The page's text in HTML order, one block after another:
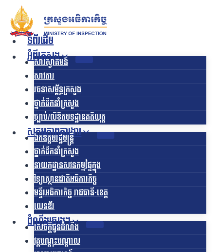
contentទំព័រដើម
អំពីក្រសួង
សារស្វាគមន៍
សាវតារ
រចនាសម្ព័ន្ធក្រសួង​
ថ្នាក់ដឹកនាំក្រសួង
ច្បាប់/លិខិតបទដ្ឋានគតិយុត្ត
សកម្មភាពការងារ
ឯកឧត្ដមរដ្ឋមន្ត្រី
ថ្នាក់ដឹកនាំក្រសួង
នាយកដ្ឋានសវនកម្មផ្ទៃក្នុង
វិទ្យាស្ថានជាតិអធិការកិច្ច
មន្ទីរអធិការកិច្ច រាជធានី-ខេត្ត
យេនឌ័រ
ដំណឹងផ្សេងៗ
សេចក្តីជូនដំណឹង
វគ្គបណ្តុះបណ្តាល